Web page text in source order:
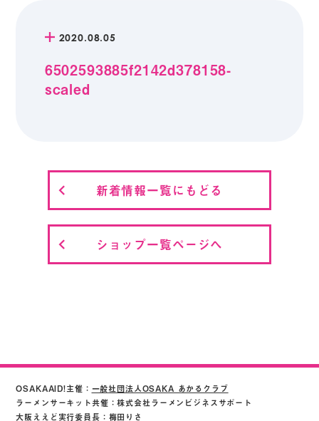
2020.08.05
6502593885f2142d378158-
scaled
新着情報一覧にもどる
ショップ一覧ページへ
OSAKAAID!主催： 一般社団法人OSAKA あかるクラブ
ラーメンサーキット共催：株式会社ラーメンビジネスサポート
大阪ええど実行委員長：梅田りさ